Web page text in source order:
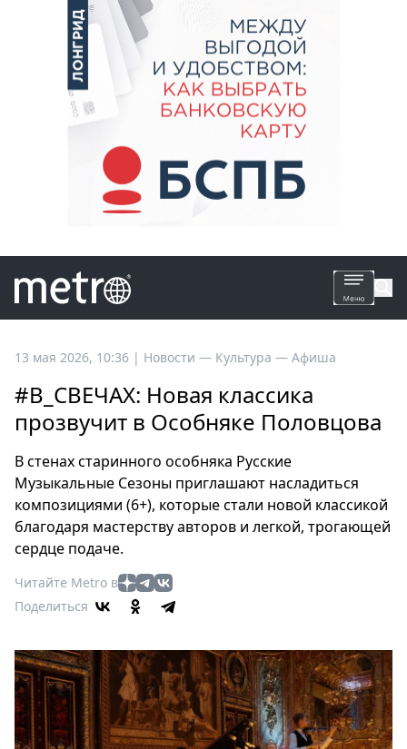
Все
Петербург
Россия
Мир
Здоровье
Еда
Туризм
Мода
Театр
Кино
Книги
Выставки
Пресс-
релизы
13 мая 2026, 10:36 | Новости — Культура — Афиша
#В_СВЕЧАХ: Новая классика
прозвучит в Особняке Половцова
В стенах старинного особняка Русские
Музыкальные Сезоны приглашают насладиться
композициями (6+), которые стали новой классикой
благодаря мастерству авторов и легкой, трогающей
сердце подаче.
Читайте Metro в
Поделиться